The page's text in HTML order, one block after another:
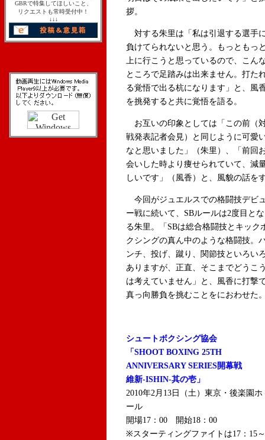
GBRで特集してほしいこと、
リクエストも常時受付中！
↓↓↓
拶。
対する朱里は「私は引退する選手
負けてられないと思う。もっともっ
上に行こうと思っているので、こん
ところで足踏みは出来ません。打た
る覚悟で出る杭になります」と、風
を挑発すると共に覚悟を語る。
お互いの印象としては「この前（
戦発表記者会見）と同じように可愛
なと思いました」（朱里）、「前回
会いした時より痩せられていて、減
しいです」（風香）と、風貌の話を
今回がジュエルスでの格闘技デビ
ー戦に続いて、SBルールは2度目とな
る朱里。「SBは総合格闘技とキック
クシングの真ん中のような格闘技。
ンチ、投げ、蹴り、関節技といろい
ありますが、正直、そこまでどうこ
は考えていません」と、風香に打撃
真っ向勝負を挑むことをにおわせた
シュートボクシング協会
「SHOOT BOXING 25TH
ANNIVERSARY SERIES開幕戦
維新-ISHIN-其の壱」
2010年2月13日（土）東京・後楽園ホ
ール
開場17：00 開始18：00
※スターティングファイトは17：15～